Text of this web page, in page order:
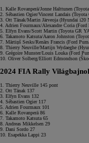
1. Kalle Rovanperä/Jonne Halttunen
2. Sébastien Ogier/Vincent Landais
3. Ott Tänak/Martin Järveoja (Hyundai
4. Adrien Fourmaux/Alexandre Coria
5. Elfyn Evans/Scott Martin (Toyota GR
6. Takamoto Katsuta/Aaron Johnston
7. Mārtiņš Sesks/Renārs Francis (Ford
8. Thierry Neuville/Martijn Wydaeghe
9. Grégoire Munster/Louis Louka (Ford
10. Oliver Solberg/Elliott Edmondson
2024 FIA Rally
1. Thierry Neuville 145 pont
2. Ott Tänak 137
3. Elfyn Evans 132
4. Sébastien Ogier 117
5. Adrien Fourmaux 101
6. Kalle Rovanperä 86
7. Takamoto Katsuta 65
8. Andreas Mikkelsen 29
9. Dani Sordo 27
10. Esapekka Lappi 23